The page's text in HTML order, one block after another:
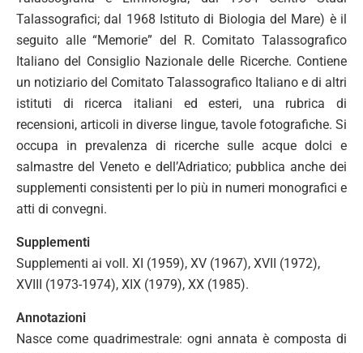
Talassografici; dal 1968 Istituto di Biologia del Mare) è il
seguito alle “Memorie” del R. Comitato Talassografico
Italiano del Consiglio Nazionale delle Ricerche. Contiene
un notiziario del Comitato Talassografico Italiano e di altri
istituti di ricerca italiani ed esteri, una rubrica di
recensioni, articoli in diverse lingue, tavole fotografiche. Si
occupa in prevalenza di ricerche sulle acque dolci e
salmastre del Veneto e dell’Adriatico; pubblica anche dei
supplementi consistenti per lo più in numeri monografici e
atti di convegni.
Supplementi
Supplementi ai voll. XI (1959), XV (1967), XVII (1972),
XVIII (1973-1974), XIX (1979), XX (1985).
Annotazioni
Nasce come quadrimestrale: ogni annata è composta di